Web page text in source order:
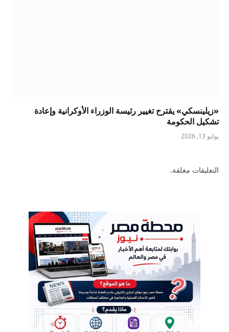
«زيلينسكي» يقترح تغيير رئيسة الوزراء الأوكرانية وإعادة
تشكيل الحكومة
يوليو 13, 2026
التعليقات مغلقة.